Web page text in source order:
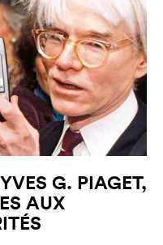
G. PIAGET,
AUX